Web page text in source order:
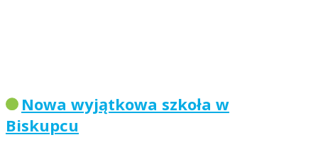
Nowa wyjątkowa szkoła w
Biskupcu